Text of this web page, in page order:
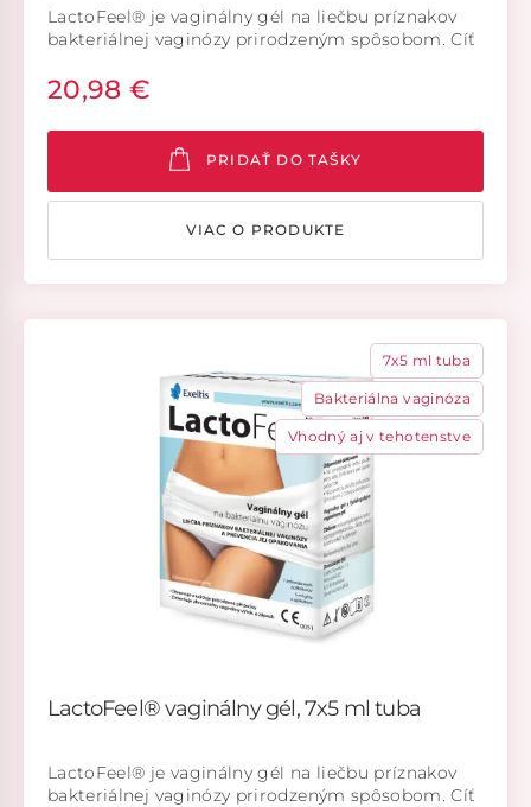
LactoFeel® je vaginálny gél na liečbu príznakov
bakteriálnej vaginózy prirodzeným spôsobom. Cíť
zdravotnícka pomôcka.
20,98 €
PRIDAŤ DO TAŠKY
VIAC O PRODUKTE
7x5 ml tuba
Bakteriálna vaginóza
Vhodný aj v tehotenstve
LactoFeel® vaginálny gél, 7x5 ml tuba
LactoFeel® je vaginálny gél na liečbu príznakov
bakteriálnej vaginózy prirodzeným spôsobom. Cíť